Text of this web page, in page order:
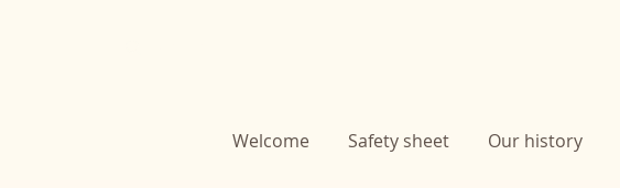
Welcome Safety sheet Our history